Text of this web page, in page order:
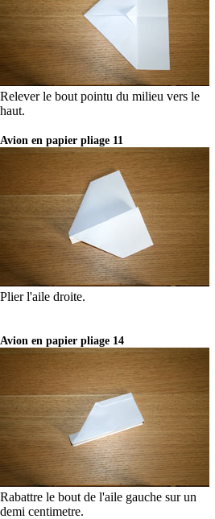
Relever le bout pointu du milieu vers le
haut.
Avion en papier pliage 11
Plier l'aile droite.
Avion en papier pliage 14
Rabattre le bout de l'aile gauche sur un
demi centimetre.